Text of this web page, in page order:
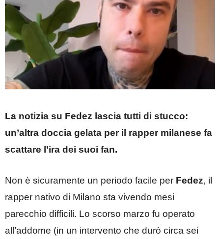
La notizia su Fedez lascia tutti di stucco:
un’altra doccia gelata per il rapper milanese fa
scattare l’ira dei suoi fan.
Non è sicuramente un periodo facile per Fedez, il
rapper nativo di Milano sta vivendo mesi
parecchio difficili. Lo scorso marzo fu operato
all’addome (in un intervento che durò circa sei